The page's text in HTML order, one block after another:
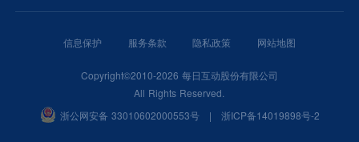
信息保护 服务条款 隐私政策 网站地图
Copyright©2010-2026 每日互动股份有限公司
All Rights Reserved.
浙公网安备 33010602000553号
| 浙ICP备14019898号-2